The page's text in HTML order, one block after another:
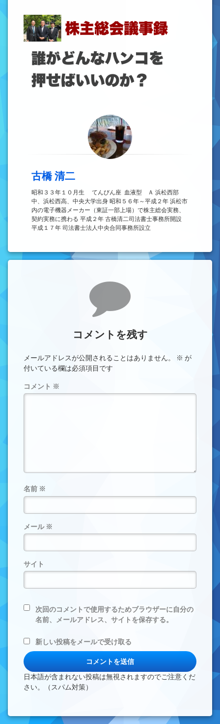
法律を勉強しよう
司法書士資格者・受験生募集中
古橋 清二
昭和３３年１０月生 てんびん座 血液型 Ａ 浜松西部
中、浜松西高、中央大学出身 昭和５６年～平成２年 浜松市
内の電子機器メーカー（東証一部上場）で株主総会実務、
契約実務に携わる 平成２年 古橋清二司法書士事務所開設
平成１７年 司法書士法人中央合同事務所設立
コメントを残す
メールアドレスが公開されることはありません。 ※ が
付いている欄は必須項目です
コメント ※
名前 ※
メール ※
サイト
次回のコメントで使用するためブラウザーに自分の
名前、メールアドレス、サイトを保存する。
新しい投稿をメールで受け取る
日本語が含まれない投稿は無視されますのでご注意くだ
さい。（スパム対策）